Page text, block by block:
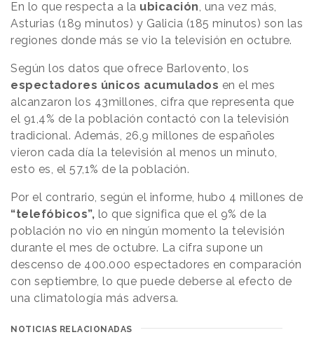
En lo que respecta a la ubicación, una vez más,
Asturias (189 minutos) y Galicia (185 minutos) son las
regiones donde más se vio la televisión en octubre.
Según los datos que ofrece Barlovento, los
espectadores únicos acumulados en el mes
alcanzaron los 43millones, cifra que representa que
el 91,4% de la población contactó con la televisión
tradicional. Además, 26,9 millones de españoles
vieron cada día la televisión al menos un minuto,
esto es, el 57,1% de la población.
Por el contrario, según el informe, hubo 4 millones de
“telefóbicos”, lo que significa que el 9% de la
población no vio en ningún momento la televisión
durante el mes de octubre. La cifra supone un
descenso de 400.000 espectadores en comparación
con septiembre, lo que puede deberse al efecto de
una climatología más adversa.
NOTICIAS RELACIONADAS